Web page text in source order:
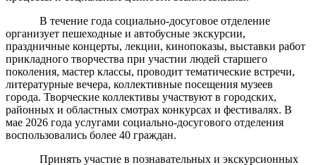
В течение года социально-досуговое отделение
организует пешеходные и автобусные экскурсии,
праздничные концерты, лекции, кинопоказы, выставки работ
прикладного творчества при участии людей старшего
поколения, мастер классы, проводит тематические встречи,
литературные вечера, коллективные посещения музеев
города. Творческие коллективы участвуют в городских,
районных и областных смотрах конкурсах и фестивалях. В
мае 2026 года услугами социально-досугового отделения
воспользовались более 40 граждан.
Принять участие в познавательных и экскурсионных